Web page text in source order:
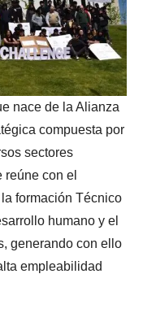
nace de la Alianza
compuesta por
sectores
reúne con el
formación Técnico
humano y el
generando con ello
empleabilidad